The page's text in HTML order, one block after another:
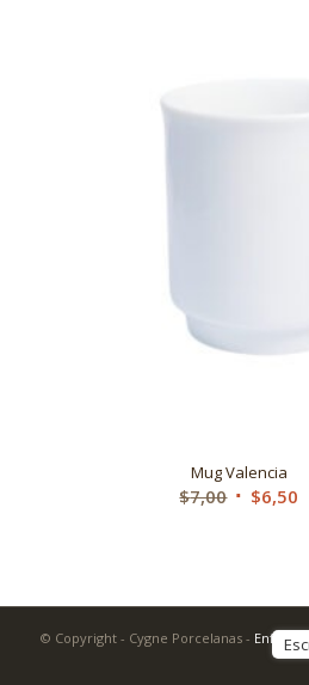
Mug Valencia
$7,00 $6,50
© Copyright - Cygne Porcelanas - Enfold